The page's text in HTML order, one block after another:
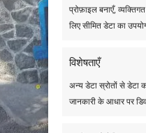
प्रोफ़ाइल बनाएँ,
लिए सीमित डेटा का
विशेषताएँ
अन्य डेटा स्रोतों से डेटा
जानकारी के आधार पर